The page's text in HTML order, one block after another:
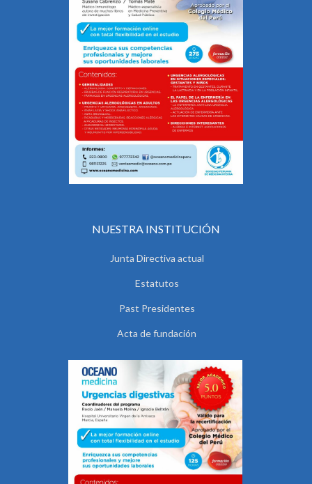
NUESTRA INSTITUCIÓN
Junta Directiva actual
Estatutos
Past Presidentes
Acta de fundación